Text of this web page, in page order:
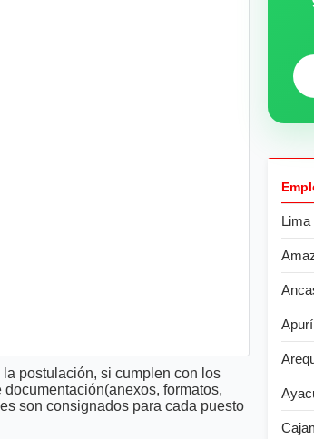
postulación, si cumplen con los
formatos,
son consignados para cada puesto
Lima